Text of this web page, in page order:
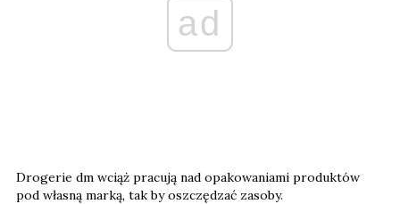
ad
Drogerie dm wciąż pracują nad opakowaniami produktów
pod własną marką, tak by oszczędzać zasoby.